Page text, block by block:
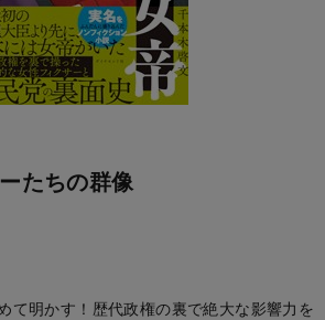
たちの群像
て明かす！歴代政権の裏で絶大な影響力を